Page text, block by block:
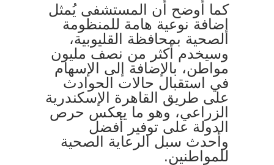
كما أوضح أن المستشفى يُمثل
إضافة نوعية هامة للمنظومة
الصحية بمحافظة القليوبية،
وسيخدم أكثر من نصف مليون
مواطن، بالإضافة إلى الإسهام
في استقبال حالات الحوادث
على طريق القاهرة الإسكندرية
الزراعي، وهو ما يعكس حرص
الدولة على توفير أفضل
وأحدث سبل الرعاية الصحية
للمواطنين.